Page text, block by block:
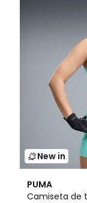
New in
PUMA
Camiseta de
2
Colores